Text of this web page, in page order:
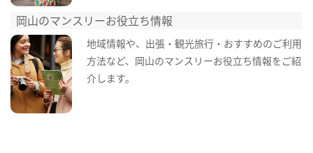
岡山のマンスリーお役立ち情報
地域情報や、出張・観光旅行・おすすめのご利用
方法など、岡山のマンスリーお役立ち情報をご紹
介します。